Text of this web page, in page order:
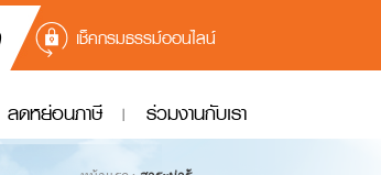
เช็คกรมธรรม์ออนไลน์
ลดหย่อนภาษี ร่วมงานกับเรา